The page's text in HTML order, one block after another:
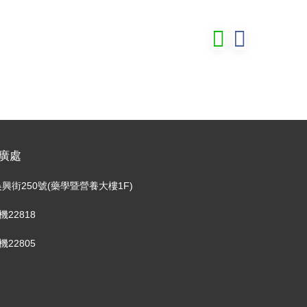
處
街250號(藥學暨營養大樓1F)
22818
22805